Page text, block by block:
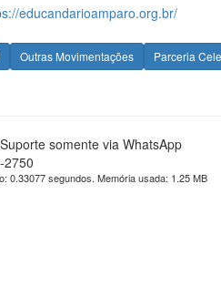
educandarioamparo.org.br/
Outras Movimentações Parceria
somente via WhatsApp
2750
0.33077 segundos. Memória usada: 1.25 MB